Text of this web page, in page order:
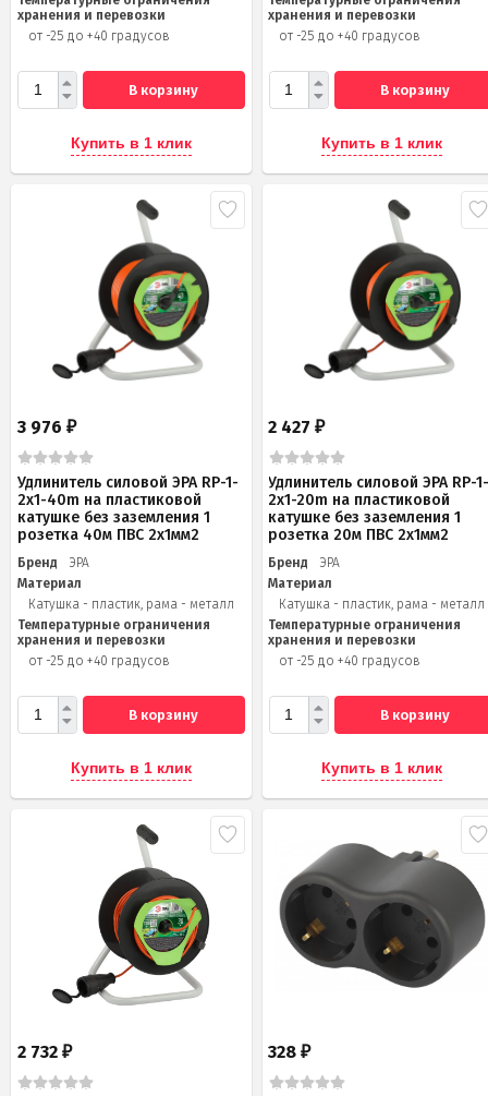
хранения и перевозки
от -25 до +40 градусов
В корзину
Купить в 1 клик
хранения и перевозки
от -25 до +40 градусов
В корзину
Купить в 1 клик
3 976 ₽
Удлинитель силовой ЭРА RP-1-
2x1-40m на пластиковой
катушке без заземления 1
розетка 40м ПВС 2x1мм2
Бренд
ЭРА
Материал
Катушка - пластик, рама - металл
Температурные ограничения
хранения и перевозки
от -25 до +40 градусов
В корзину
Купить в 1 клик
2 427₽
Удлинитель силовой ЭРА RP-
2x1-20m на пластиковой
катушке без заземления 1
розетка 20м ПВС 2х1мм2
Бренд
ЭРА
Материал
Катушка - пластик, рама - металл
Температурные ограничения
хранения и перевозки
от -25 до +40 градусов
В корзину
Купить в 1 клик
2 732 ₽ 328₽